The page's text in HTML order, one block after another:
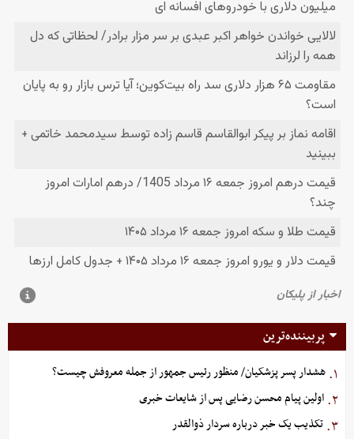
پربیننده‌ترین
۱. هشدار پسر پزشکیان/ منظور رئیس جمهور از جمله معروفش چیست؟
۲. اولین پیام محسن رضایی پس از شایعات خبری
۳. تکذیب یک خبر درباره سردار ذوالقدر